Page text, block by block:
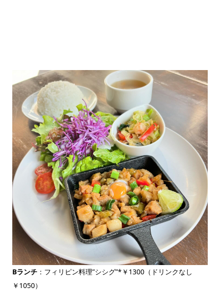
Bランチ：フィリピン料理”シシグ”*￥1300（ドリンクなし
￥1050）